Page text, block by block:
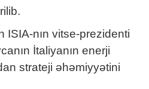
ISIA-nın vitse-prezidenti
İtaliyanın enerji
strateji əhəmiyyətini